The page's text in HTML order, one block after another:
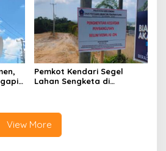
Pemkot Kendari Segel
Lahan Sengketa di
View More